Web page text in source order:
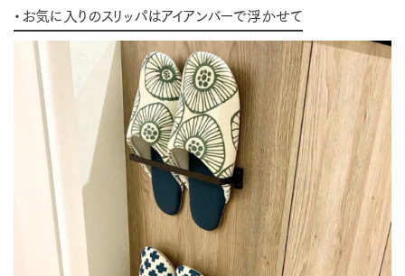
・お気に入りのスリッパはアイアンバーで浮かせて